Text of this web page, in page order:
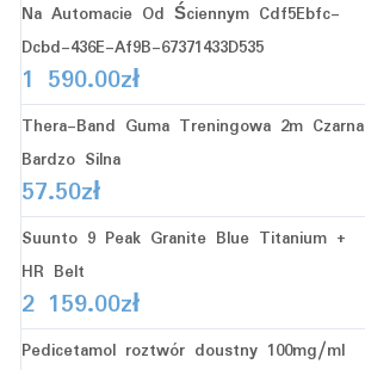
Na Automacie Od Ściennym Cdf5Ebfc-
Dcbd-436E-Af9B-67371433D535
1 590.00zł
Thera-Band Guma Treningowa 2m Czarna
Bardzo Silna
57.50zł
Suunto 9 Peak Granite Blue Titanium +
HR Belt
2 159.00zł
Pedicetamol roztwór doustny 100mg/ml